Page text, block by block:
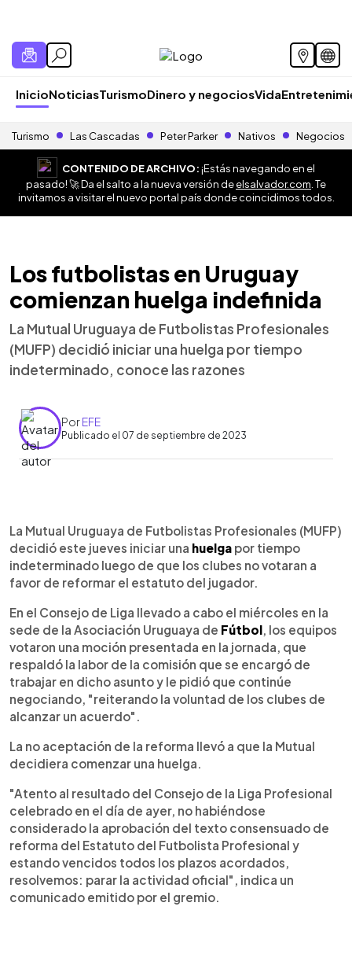
InicioNoticiasTurismoDinero y negociosVida
Turismo Las Cascadas Peter Parker Nativos Negocios
CONTENIDO DE ARCHIVO:¡Estás navegando en el
pasado! 🚀 Da el salto a la nueva versión deelsalvador.com . Te
invitamos a visitar el nuevo portal país donde coincidimos todos.
Los futbolistas en Uruguay
comienzan huelga indefinida
La Mutual Uruguaya de Futbolistas Profesionales
(MUFP) decidió iniciar una huelga por tiempo
indeterminado, conoce las razones
PorEFE
Publicado el 07 de septiembre de 2023
Escuchar artículo
La Mutual Uruguaya de Futbolistas Profesionales (MUFP)
decidió este jueves iniciar una huelga por tiempo
indeterminado luego de que los clubes no votaran a
favor de reformar el estatuto del jugador.
En el Consejo de Liga llevado a cabo el miércoles en la
sede de la Asociación Uruguaya de Fútbol, los equipos
votaron una moción presentada en la jornada, que
respaldó la labor de la comisión que se encargó de
trabajar en dicho asunto y le pidió que continúe
negociando, "reiterando la voluntad de los clubes de
alcanzar un acuerdo".
La no aceptación de la reforma llevó a que la Mutual
decidiera comenzar una huelga.
"Atento al resultado del Consejo de la Liga Profesional
celebrado en el día de ayer, no habiéndose
considerado la aprobación del texto consensuado de
reforma del Estatuto del Futbolista Profesional y
estando vencidos todos los plazos acordados,
resolvemos: parar la actividad oficial", indica un
comunicado emitido por el gremio.